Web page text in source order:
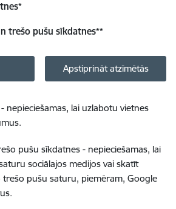
*
trešo pušu sīkdatnes**
Apstiprināt atzīmētās
nepieciešamas, lai uzlabotu vietnes
pušu sīkdatnes - nepieciešamas, lai
sociālajos medijos vai skatīt
trešo pušu saturu, piemēram, Google